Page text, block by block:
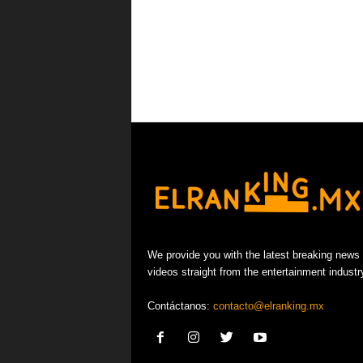
We provide you with the latest breaking news
videos straight from the entertainment
Contáctanos: contacto@elranking.mx